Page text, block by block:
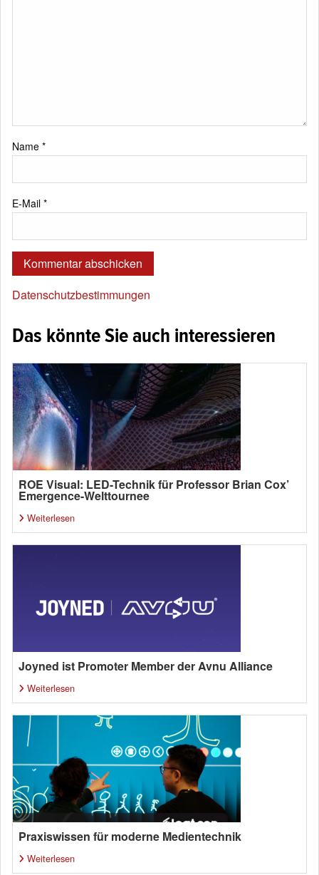
Name *
E-Mail *
Datenschutzbestimmungen
Das könnte Sie auch interessieren
ROE Visual: LED-Technik für Professor Brian Cox’
Emergence-Welttournee
Weiterlesen
Joyned ist Promoter Member der Avnu Alliance
Weiterlesen
Praxiswissen für moderne Medientechnik
Weiterlesen